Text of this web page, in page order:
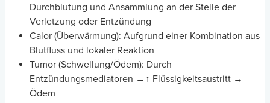
Durchblutung und Ansammlung an der Stelle der
Verletzung oder Entzündung
Calor (Überwärmung): Aufgrund einer Kombination aus
Blutfluss und lokaler Reaktion
Tumor (Schwellung/Ödem): Durch
Entzündungsmediatoren →↑ Flüssigkeitsaustritt →
Ödem